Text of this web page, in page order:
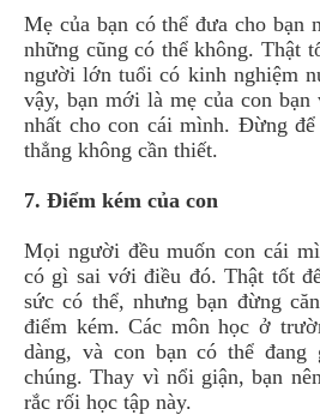
Mẹ của bạn có thể đưa cho bạn
những cũng có thể không. Thật
người lớn tuổi có kinh nghiệm
vậy, bạn mới là mẹ của con
nhất cho con cái mình. Đừng
thẳng không cần thiết.
7. Điểm kém của con
Mọi người đều muốn con cái
có gì sai với điều đó. Thật tốt
sức có thể, nhưng bạn đừng
điểm kém. Các môn học ở
dàng, và con bạn có thể
chúng. Thay vì nổi giận, bạn
rắc rối học tập này.